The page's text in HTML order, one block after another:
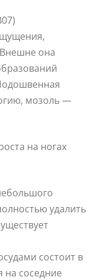
она
мозоль —
на ногах
удалить
состоит в
на соседние